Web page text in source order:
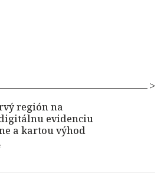
región na
evidenciu
a kartou výhod